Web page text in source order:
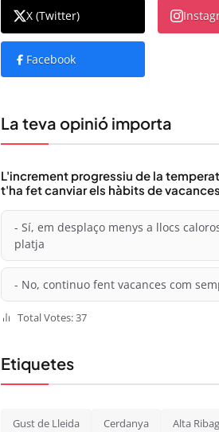
X (Twitter)
Facebook
La teva opinió importa
L'increment progressiu de la
t'ha fet canviar els hàbits de
- Sí, em desplaço menys a llocs
platja
- No, continuo fent vacances com
Total Votes: 37
Etiquetes
Gust de Lleida Cerdanya Alta